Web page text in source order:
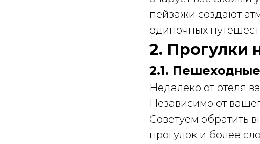
пейзажи создают
одиночных
2. Прогулки
2.1.
Недалеко от отеля
Независимо от
Советуем обратить
прогулок и более